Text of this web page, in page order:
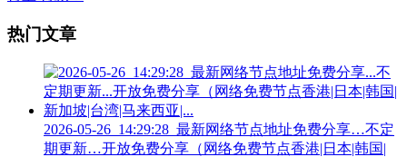
热门文章
2026-05-26_14:29:28_最新网络节点地址免费分享…不定
期更新…开放免费分享（网络免费节点香港|日本|韩国|